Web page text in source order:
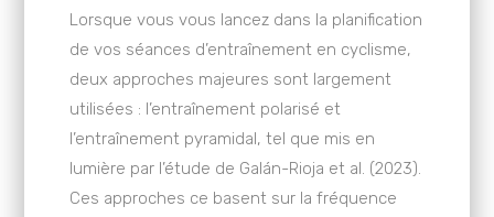
Lorsque vous vous lancez dans la planification
de vos séances d’entraînement en cyclisme,
deux approches majeures sont largement
utilisées : l’entraînement polarisé et
l’entraînement pyramidal, tel que mis en
lumière par l’étude de Galán-Rioja et al. (2023).
Ces approches ce basent sur la fréquence